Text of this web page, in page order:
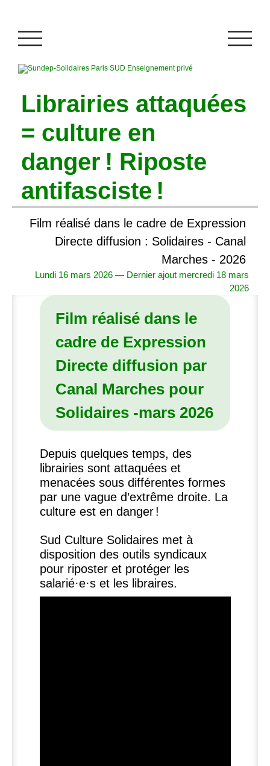
Librairies attaquées
= culture en
danger ! Riposte
antifasciste !
Film réalisé dans le cadre de Expression
Directe diffusion : Solidaires - Canal
Marches - 2026
Lundi 16 mars 2026 — Dernier ajout mercredi 18 mars
2026
Film réalisé dans le
cadre de Expression
Directe diffusion par
Canal Marches pour
Solidaires -mars 2026
Depuis quelques temps, des
librairies sont attaquées et
menacées sous différentes formes
par une vague d’extrême droite. La
culture est en danger!
Sud Culture Solidaires met à
disposition des outils syndicaux
pour riposter et protéger les
salarié·e·s et les libraires.